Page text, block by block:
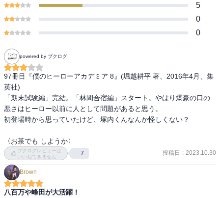
5
0
0
powered by ブクログ
97冊目『僕のヒーローアカデミア 8』(堀越耕平 著、2016年4月、集
英社)
「期末試験編」完結。「林間合宿編」スタート。やはり爆豪の口の
悪さはヒーロー以前に人として問題があると思う。
初登場時から思っていたけど、塚内くんなんか怪しくない？
〈お茶でも しようか〉
ブクログレビューは
いいねできません
7 投稿日 : 2023.10.30
Brown
八百万や峰田が大活躍！